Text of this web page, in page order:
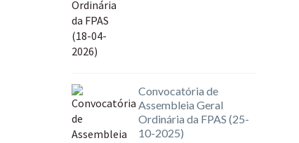
Convocatória de
Assembleia Geral
Ordinária da FPAS (25-
10-2025)